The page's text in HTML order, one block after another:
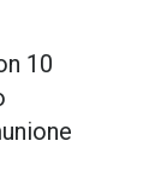
10